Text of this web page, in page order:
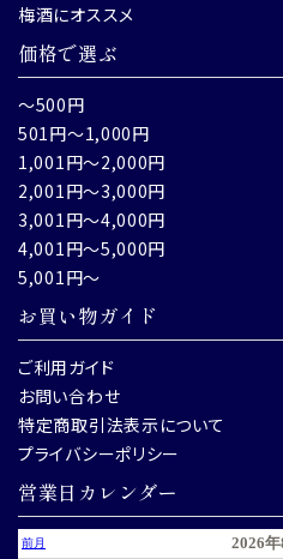
梅酒にオススメ
価格で選ぶ
～500円
501円～1,000円
1,001円～2,000円
2,001円～3,000円
3,001円～4,000円
4,001円～5,000円
5,001円～
お買い物ガイド
ご利用ガイド
お問い合わせ
特定商取引法表示について
プライバシーポリシー
営業日カレンダー